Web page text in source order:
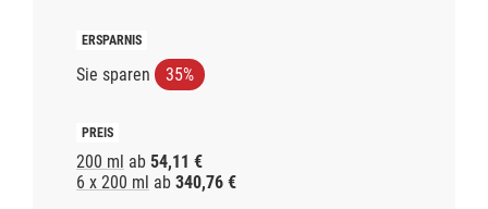
Sie sparen 35%
200 ml ab 54,11 €
6 x 200 ml ab 340,76 €